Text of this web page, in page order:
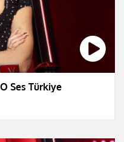
Ses Türkiye